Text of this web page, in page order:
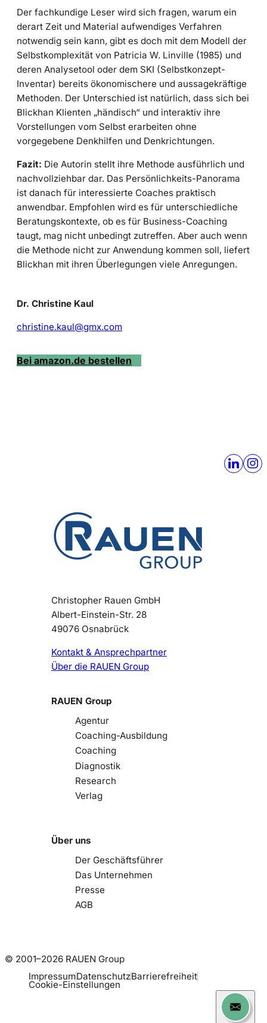
Der fachkundige Leser wird sich fragen, warum ein
derart Zeit und Material aufwendiges Verfahren
notwendig sein kann, gibt es doch mit dem Modell der
Selbstkomplexität von Patricia W. Linville (1985) und
deren Analysetool oder dem SKI (Selbstkonzept-
Inventar) bereits ökonomischere und aussagekräftige
Methoden. Der Unterschied ist natürlich, dass sich bei
Blickhan Klienten „händisch“ und interaktiv ihre
Vorstellungen vom Selbst erarbeiten ohne
vorgegebene Denkhilfen und Denkrichtungen.
Fazit: Die Autorin stellt ihre Methode ausführlich und
nachvollziehbar dar. Das Persönlichkeits-Panorama
ist danach für interessierte Coaches praktisch
anwendbar. Empfohlen wird es für unterschiedliche
Beratungskontexte, ob es für Business-Coaching
taugt, mag nicht unbedingt zutreffen. Aber auch wenn
die Methode nicht zur Anwendung kommen soll, liefert
Blickhan mit ihren Überlegungen viele Anregungen.
Dr. Christine Kaul
christine.kaul@gmx.com
Bei amazon.de bestellen
Christopher Rauen GmbH
Albert-Einstein-Str. 28
49076 Osnabrück
Kontakt & Ansprechpartner
Über die RAUEN Group
RAUEN Group
Agentur
Coaching-Ausbildung
Coaching
Diagnostik
Research
Verlag
Über uns
Der Geschäftsführer
Das Unternehmen
Presse
AGB
© 2001–2026 RAUEN Group
ImpressumDatenschutzBarrierefreiheit
Cookie-Einstellungen